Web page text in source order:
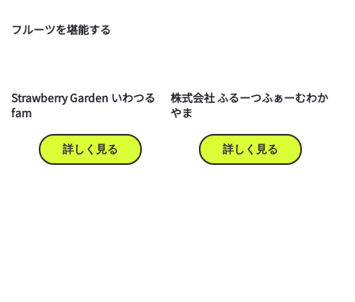
​フルーツを堪能する
Strawberry Garden いわつる
fam
詳しく見る
株式会社 ふるーつふぁーむわか
やま
詳しく見る